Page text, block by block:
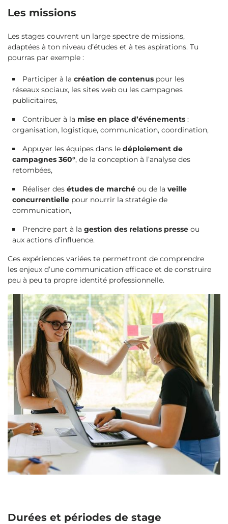
Les missions
Les stages couvrent un large spectre de missions,
adaptées à ton niveau d’études et à tes aspirations. Tu
pourras par exemple :
Participer à la création de contenuspour les
réseaux sociaux, les sites web ou les campagnes
publicitaires,
Contribuer à la mise en place d’événements:
organisation, logistique, communication, coordination,
Appuyer les équipes dans le déploiement de
campagnes 360°, de la conception à l’analyse des
retombées,
Réaliser des études de marchéou de la veille
concurrentiellepour nourrir la stratégie de
communication,
Prendre part à la gestion des relations presseou
aux actions d’influence.
Ces expériences variées te permettront de comprendre
les enjeux d’une communication efficace et de construire
peu à peu ta propre identité professionnelle.
Durées et périodes de stage